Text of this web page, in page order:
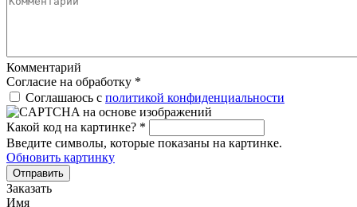
Комментарий
Согласие на обработку *
Соглашаюсь с политикой конфиденциальности
Какой код на картинке? *
Введите символы, которые показаны на картинке.
Обновить картинку
Отправить
Заказать
Имя